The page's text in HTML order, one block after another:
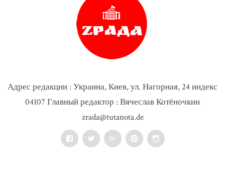
Адрес редакции : Украина, Киев, ул. Нагорная, 24 индекс
04107 Главный редактор : Вячеслав Котёночкин
zrada@tutanota.de
FacebookTwitter Google+PinterestInstagram